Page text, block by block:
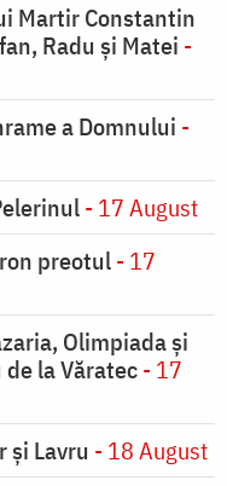
Martir Constantin
Radu și Matei -
a Domnului -
- 17 August
preotul- 17
Olimpiada și
la Văratec- 17
şi Lavru - 18 August